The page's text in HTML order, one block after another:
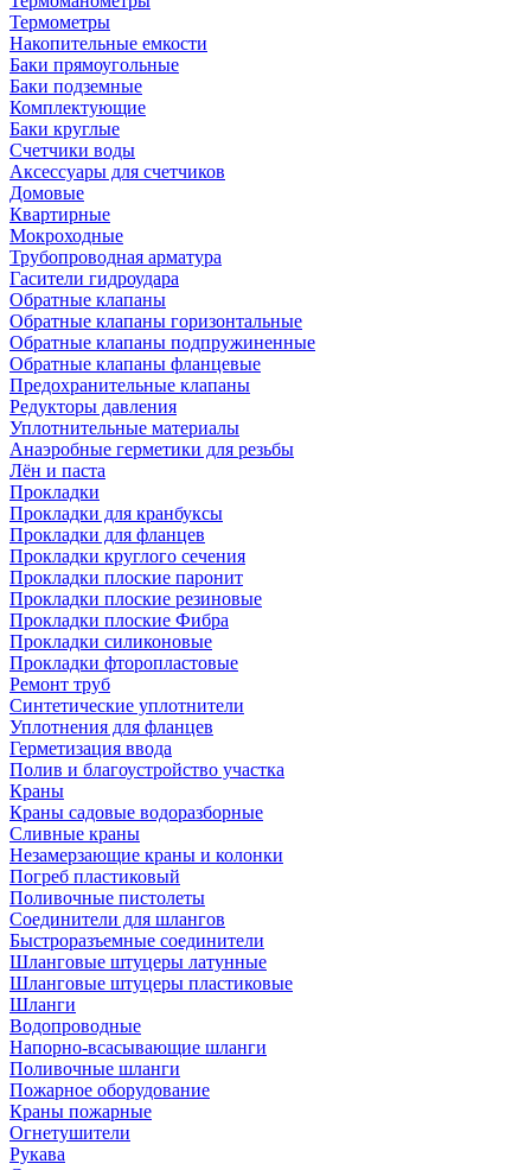
Термометры
Накопительные емкости
Баки прямоугольные
Баки подземные
Комплектующие
Баки круглые
Счетчики воды
Аксессуары для счетчиков
Домовые
Квартирные
Мокроходные
Трубопроводная арматура
Гасители гидроудара
Обратные клапаны
Обратные клапаны горизонтальные
Обратные клапаны подпружиненные
Обратные клапаны фланцевые
Предохранительные клапаны
Редукторы давления
Уплотнительные материалы
Анаэробные герметики для резьбы
Лён и паста
Прокладки
Прокладки для кранбуксы
Прокладки для фланцев
Прокладки круглого сечения
Прокладки плоские паронит
Прокладки плоские резиновые
Прокладки плоские Фибра
Прокладки силиконовые
Прокладки фторопластовые
Ремонт труб
Синтетические уплотнители
Уплотнения для фланцев
Герметизация ввода
Полив и благоустройство участка
Краны
Краны садовые водоразборные
Сливные краны
Незамерзающие краны и колонки
Погреб пластиковый
Поливочные пистолеты
Соединители для шлангов
Быстроразъемные соединители
Шланговые штуцеры латунные
Шланговые штуцеры пластиковые
Шланги
Водопроводные
Напорно-всасывающие шланги
Поливочные шланги
Пожарное оборудование
Краны пожарные
Огнетушители
Рукава